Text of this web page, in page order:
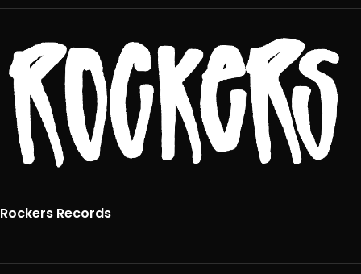
Rockers Records